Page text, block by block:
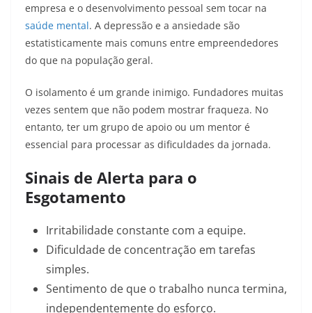
empresa e o desenvolvimento pessoal sem tocar na
saúde mental. A depressão e a ansiedade são
estatisticamente mais comuns entre empreendedores
do que na população geral.
O isolamento é um grande inimigo. Fundadores muitas
vezes sentem que não podem mostrar fraqueza. No
entanto, ter um grupo de apoio ou um mentor é
essencial para processar as dificuldades da jornada.
Sinais de Alerta para o
Esgotamento
Irritabilidade constante com a equipe.
Dificuldade de concentração em tarefas
simples.
Sentimento de que o trabalho nunca termina,
independentemente do esforço.